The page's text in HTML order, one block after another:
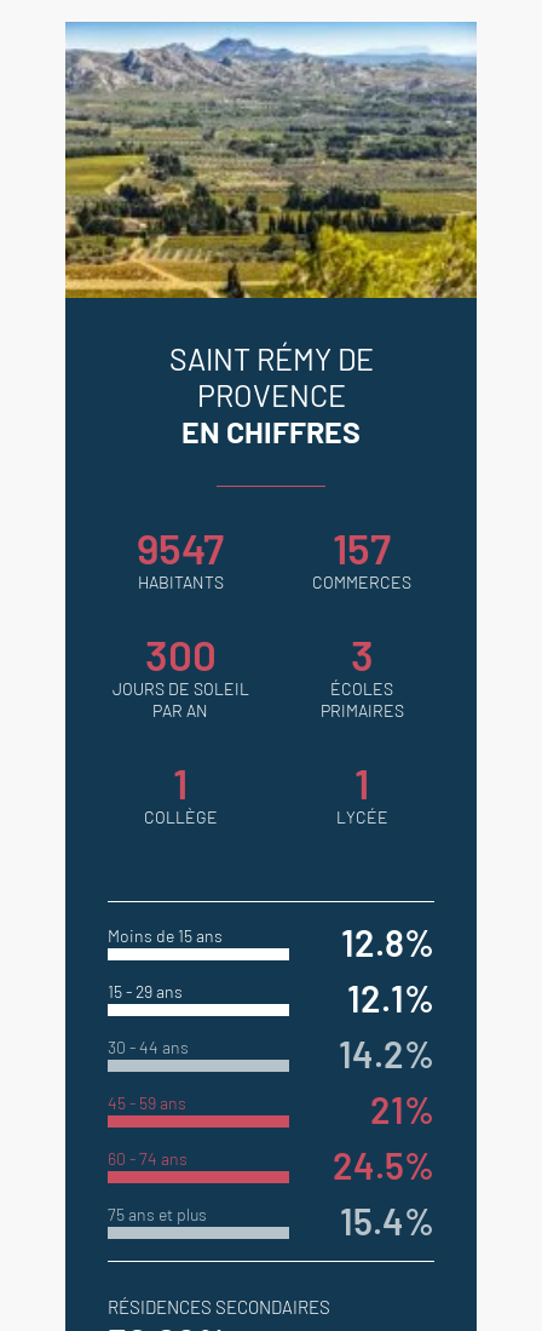
SAINT RÉMY DE
PROVENCE
EN CHIFFRES
9547
HABITANTS
157
COMMERCES
300
JOURS DE SOLEIL
PAR AN
3
ÉCOLES
PRIMAIRES
1
COLLÈGE
1
LYCÉE
Moins de 15 ans 12.8%
15 - 29 ans 12.1%
30 - 44 ans 14.2%
45 - 59 ans 21%
60 - 74 ans 24.5%
75 ans et plus 15.4%
RÉSIDENCES SECONDAIRES